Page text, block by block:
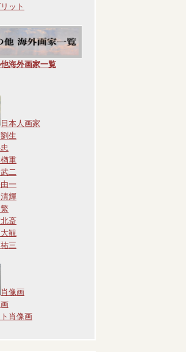
ット
海外画家一覧
日本人画家
生
重
二
一
輝
斎
観
三
肖像画
肖像画